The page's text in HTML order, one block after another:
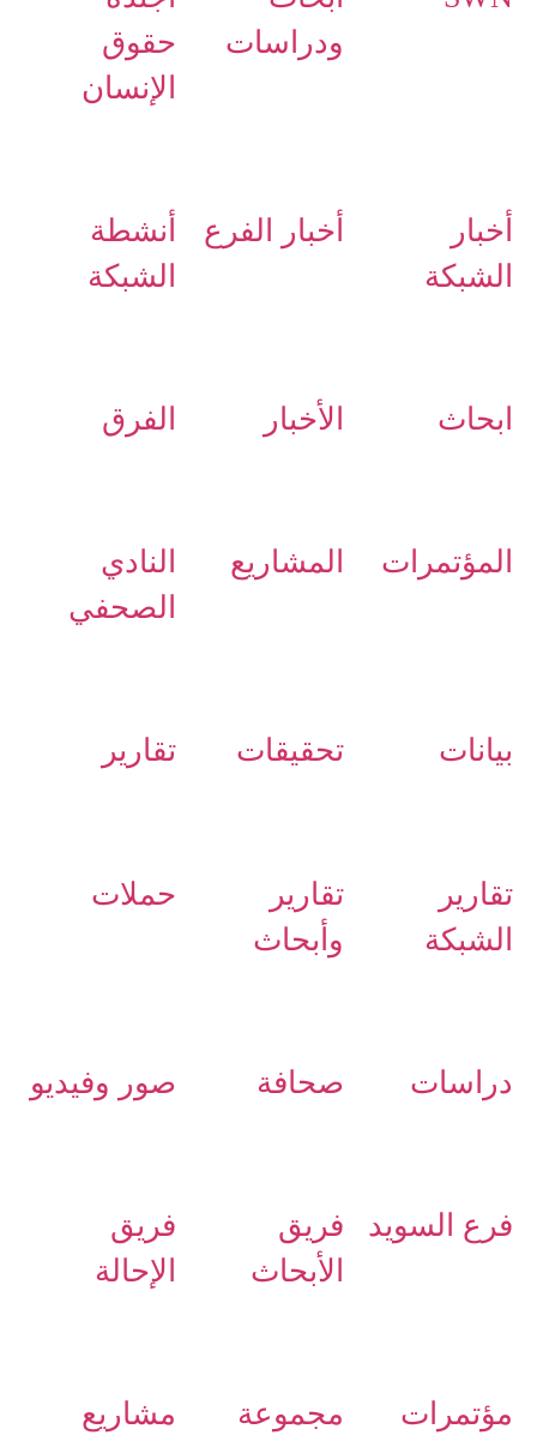
ودراسات
حقوق
الإنسان
أخبار
الشبكة
أخبار الفرع
أنشطة
الشبكة
ابحاث الأخبار الفرق
المؤتمرات المشاريع
النادي
الصحفي
بيانات تحقيقات تقارير
تقارير
الشبكة
تقارير
وأبحاث
حملات
دراسات صحافة صور وفيديو
فرع السويد
فريق
الأبحاث
فريق
الإحالة
مؤتمرات مجموعة مشاريع